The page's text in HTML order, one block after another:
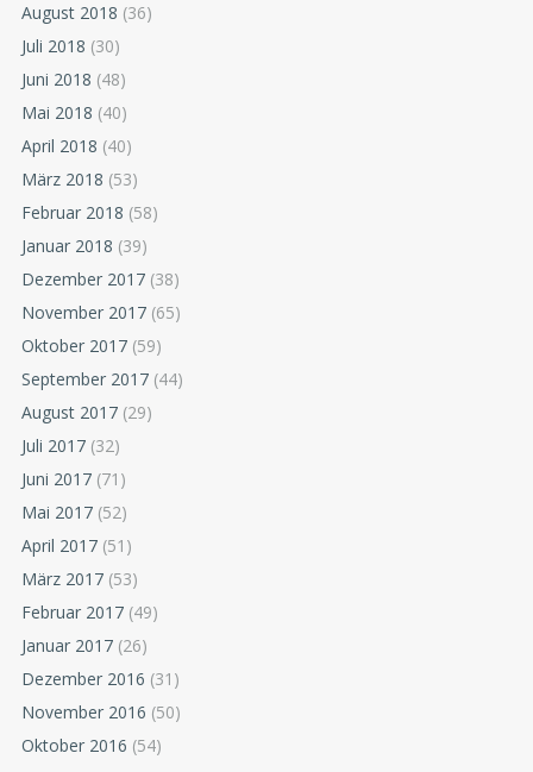
August 2018 (36)
Juli 2018 (30)
Juni 2018 (48)
Mai 2018 (40)
April 2018 (40)
März 2018 (53)
Februar 2018 (58)
Januar 2018 (39)
Dezember 2017 (38)
November 2017 (65)
Oktober 2017 (59)
September 2017 (44)
August 2017 (29)
Juli 2017 (32)
Juni 2017 (71)
Mai 2017 (52)
April 2017 (51)
März 2017 (53)
Februar 2017 (49)
Januar 2017 (26)
Dezember 2016 (31)
November 2016 (50)
Oktober 2016 (54)